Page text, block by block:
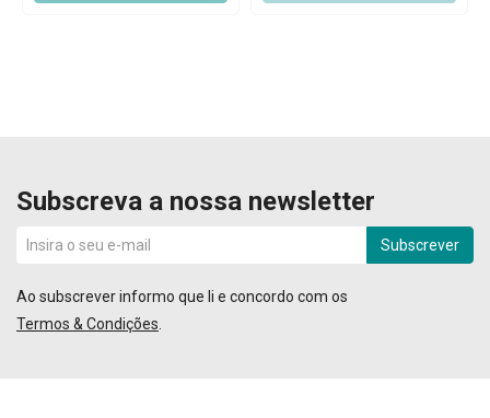
Subscreva a nossa newsletter
Subscrever
Ao subscrever informo que li e concordo com os
Termos & Condições